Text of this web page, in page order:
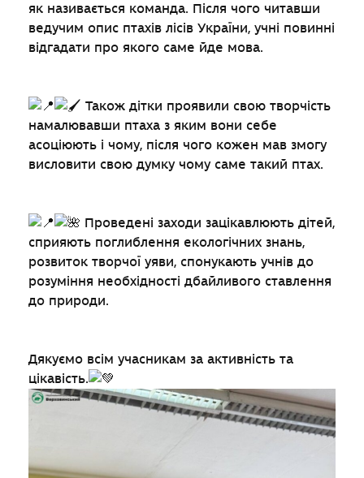
як називається команда. Після чого читавши
ведучим опис птахів лісів України, учні повинні
відгадати про якого саме йде мова.
Також дітки проявили свою творчість
намалювавши птаха з яким вони себе
асоціюють і чому, після чого кожен мав змогу
висловити свою думку чому саме такий птах.
Проведені заходи зацікавлюють дітей,
сприяють поглиблення екологічних знань,
розвиток творчої уяви, спонукають учнів до
розуміння необхідності дбайливого ставлення
до природи.
Дякуємо всім учасникам за активність та
цікавість.